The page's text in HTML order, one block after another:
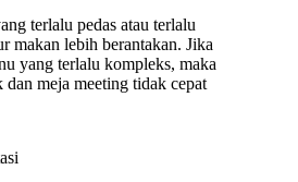
terlalu pedas atau terlalu
makan lebih berantakan. Jika
yang terlalu kompleks, maka
dan meja meeting tidak cepat